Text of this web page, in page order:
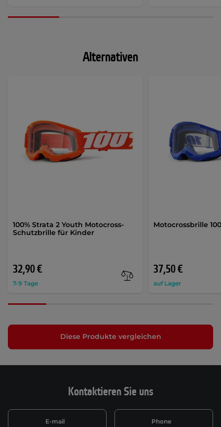
Alternativen
100% Strata 2 Youth Motocross-
Schutzbrille für Kinder
32,90 €
7-9 Tage
Motocrossbrille
37,50 €
auf Lager
Diese Produkte vergleichen
Kontaktieren Sie uns
E-mail Phone